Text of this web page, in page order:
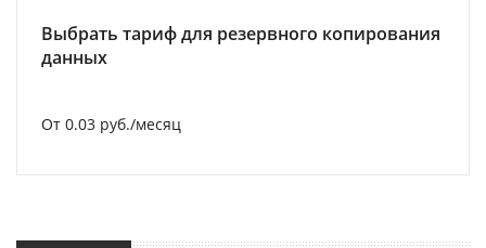
Выбрать тариф для резервного копирования
данных
От 0.03 руб./месяц